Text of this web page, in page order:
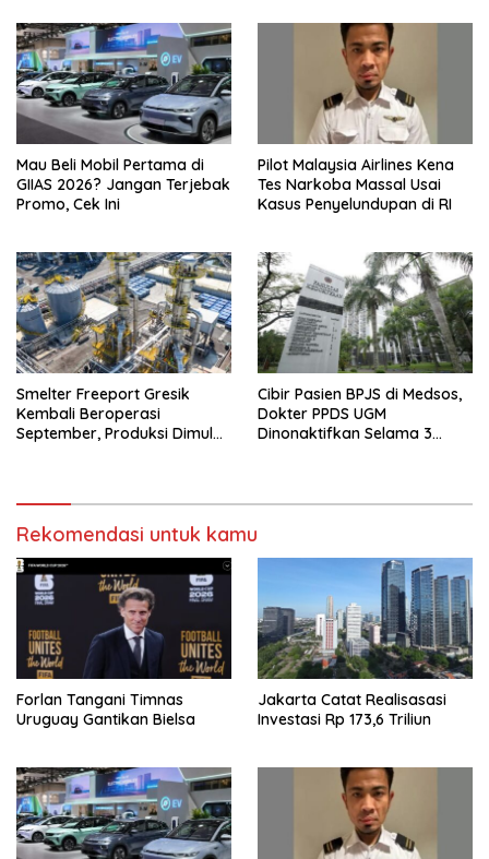
Mau Beli Mobil Pertama di
GIIAS 2026? Jangan Terjebak
Promo, Cek Ini
Pilot Malaysia Airlines Kena
Tes Narkoba Massal Usai
Kasus Penyelundupan di RI
Smelter Freeport Gresik
Kembali Beroperasi
September, Produksi Dimulai
Cibir Pasien BPJS di Medsos,
Dokter PPDS UGM
Dinonaktifkan Selama 3
Rekomendasi untuk kamu
Forlan Tangani Timnas
Uruguay Gantikan Bielsa
Jakarta Catat Realisasasi
Investasi Rp 173,6 Triliun